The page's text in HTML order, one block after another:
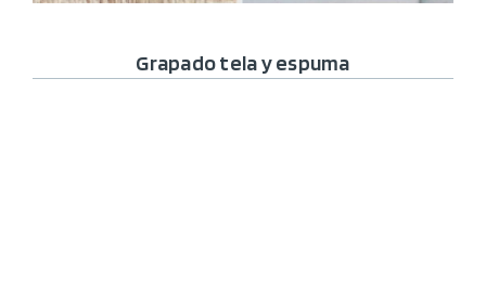
Grapado tela y espuma